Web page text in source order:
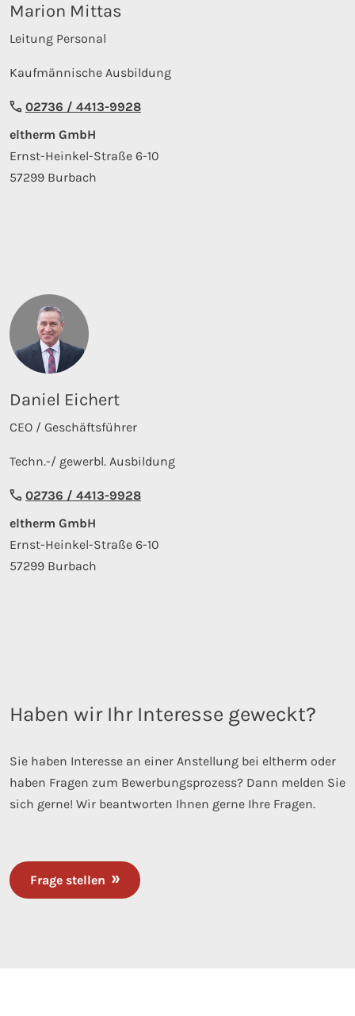
Marion Mittas
Leitung Personal
Kaufmännische Ausbildung
02736 / 4413-9928
eltherm GmbH
Ernst-Heinkel-Straße 6-10
57299 Burbach
Daniel Eichert
CEO / Geschäftsführer
Techn.-/ gewerbl. Ausbildung
02736 / 4413-9928
eltherm GmbH
Ernst-Heinkel-Straße 6-10
57299 Burbach
Haben wir Ihr Interesse geweckt?
Sie haben Interesse an einer Anstellung bei eltherm oder
haben Fragen zum Bewerbungsprozess? Dann melden Sie
sich gerne! Wir beantworten Ihnen gerne Ihre Fragen.
Frage stellen